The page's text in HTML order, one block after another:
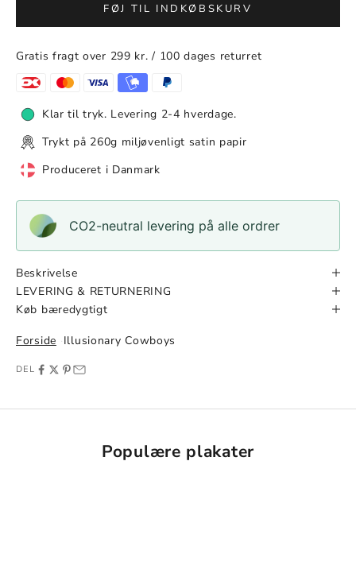
FØJ TIL INDKØBSKURV
Gratis fragt over 299 kr. / 100 dages returret
Klar til tryk. Levering 2-4 hverdage.
Trykt på 260g miljøvenligt satin papir
Produceret i Danmark
CO2-neutral levering på alle ordrer
Beskrivelse
LEVERING & RETURNERING
Køb bæredygtigt
Forside Illusionary Cowboys
DEL
Populære plakater